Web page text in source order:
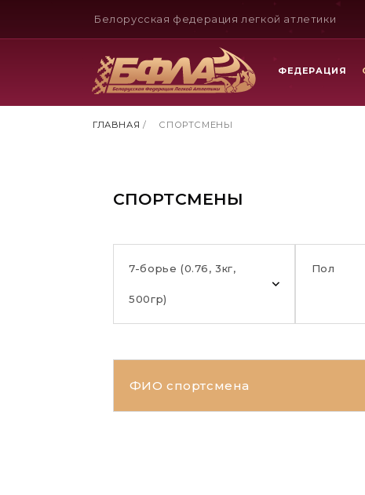
Белорусская федерация легкой атлетики
ФЕДЕРАЦИЯ
ГЛАВНАЯ / СПОРТСМЕНЫ
СПОРТСМЕНЫ
7-борье (0.76, 3кг,
500гр)
Пол
ФИО спортсмена